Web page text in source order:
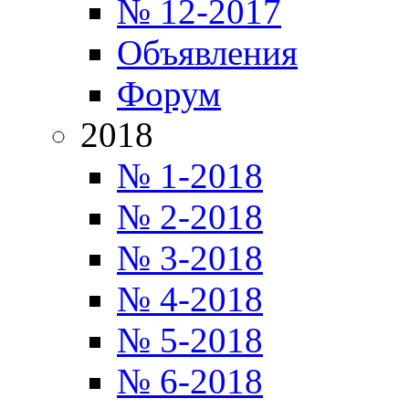
№ 12-2017
Объявления
Форум
2018
№ 1-2018
№ 2-2018
№ 3-2018
№ 4-2018
№ 5-2018
№ 6-2018